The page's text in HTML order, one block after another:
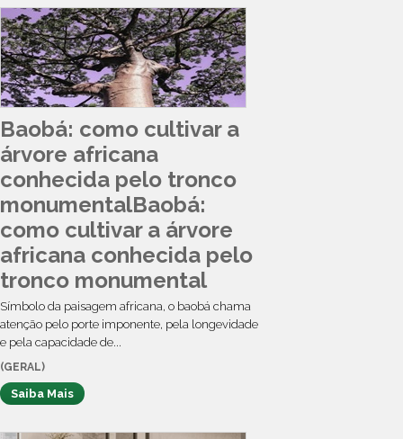
Baobá: como cultivar a
árvore africana
conhecida pelo tronco
monumentalBaobá:
como cultivar a árvore
africana conhecida pelo
tronco monumental
Símbolo da paisagem africana, o baobá chama
atenção pelo porte imponente, pela longevidade
e pela capacidade de...
(GERAL)
Saiba Mais